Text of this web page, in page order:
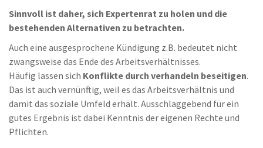
Sinnvoll ist daher, sich Expertenrat zu holen und die
bestehenden Alternativen zu betrachten.
Auch eine ausgesprochene Kündigung z.B. bedeutet nicht
zwangsweise das Ende des Arbeitsverhältnisses.
Häufig lassen sich Konflikte durch verhandeln beseitigen.
Das ist auch vernünftig, weil es das Arbeitsverhältnis und
damit das soziale Umfeld erhält. Ausschlaggebend für ein
gutes Ergebnis ist dabei Kenntnis der eigenen Rechte und
Pflichten.